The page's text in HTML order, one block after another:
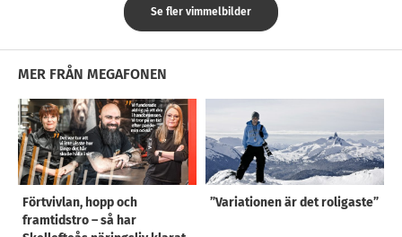
Se fler vimmelbilder
MER FRÅN MEGAFONEN
Förtvivlan, hopp och
framtidstro – så har
”Variationen är det roligaste”